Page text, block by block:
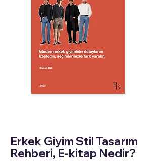
Erkek Giyim Stil Tasarım
Rehberi, E-kitap Nedir?